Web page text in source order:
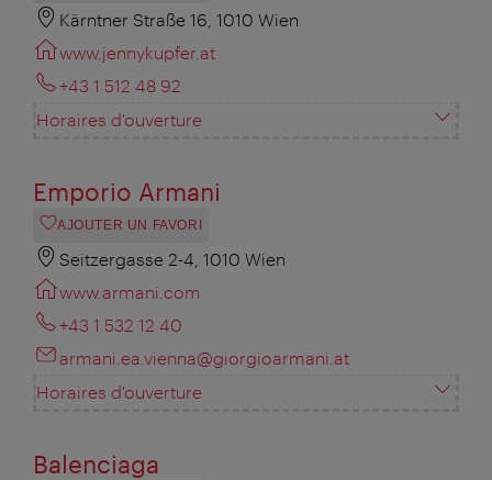
Kärntner Straße 16, 1010 Wien
www.jennykupfer.at
+43 1 512 48 92
Horaires d'ouverture
Emporio Armani
AJOUTER UN FAVORI
Seitzergasse 2-4, 1010 Wien
www.armani.com
+43 1 532 12 40
armani.ea.vienna@giorgioarmani.at
Horaires d'ouverture
Balenciaga